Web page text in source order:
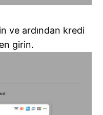
ve ardından kredi
girin.